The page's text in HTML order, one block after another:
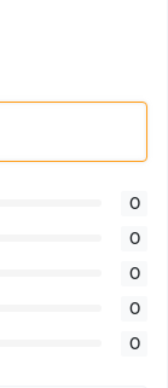
0
0
0
0
0